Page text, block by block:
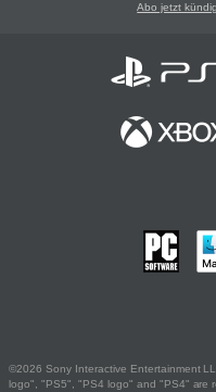
Abo jetzt
©2026 Sony Interactive Entertainment
logo", "PS5", "PS4 logo" and "PS4" are